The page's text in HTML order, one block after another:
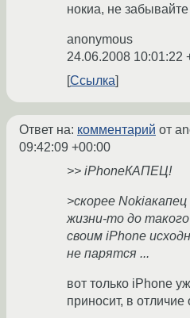
нокиа, не
anonymous
24.06.2008 10:01:22
Ссылка
Ответ на: комментарий от
09:42:09 +00:00
>> iPhoneКАПЕЦ!
>скорее
жизни-то до
своим iPhone
не парятся ...
вот только iPhone
приносит, в отличие